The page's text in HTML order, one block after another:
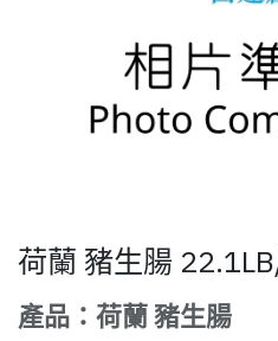
荷蘭 豬生腸
產品：荷蘭 豬生腸